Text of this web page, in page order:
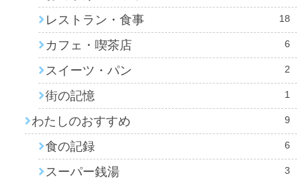
レストラン・食事 18
カフェ・喫茶店 6
スイーツ・パン 2
街の記憶 1
わたしのおすすめ 9
食の記録 6
スーパー銭湯 3